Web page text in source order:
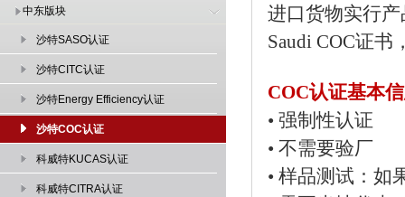
中东版块
沙特SASO认证
沙特CITC认证
沙特Energy Efficiency认证
沙特COC认证
科威特KUCAS认证
科威特CITRA认证
进口货物实行
Saudi COC证
COC认证基本
• 强制性认证
• 不需要验厂
• 样品测试：如